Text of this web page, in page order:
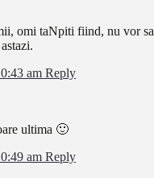
omi taNpiti fiind, nu vor
am Reply
ultima 🙂
am Reply